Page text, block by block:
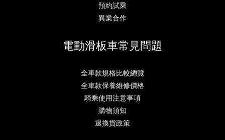
預約試乘
異業合作
電動滑板車常見問題
全車款規格比較總覽
全車款保養維修價格
騎乘使用注意事項
購物須知
退換貨政策